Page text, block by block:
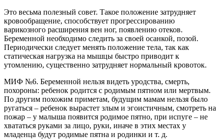
Это весьма полезный совет. Такое положение затрудняет
кровообращение, способствует прогрессированию
варикозного расширения вен ног, появлению отеков.
Беременной необходимо следить за своей осанкой, позой.
Периодически следует менять положение тела, так как
статическая нагрузка на мышцы быстро приводит к
утомлению, существенно затрудняет нормальный кровоток.
МИФ №6. Беременной нельзя видеть уродства, смерть,
похороны: ребенок родится с родимым пятном или мертвым.
По другим похожим приметам, будущим мамам нельзя было
ругаться – ребенок вырастет злым и эгоистичным, смотреть на
пожар – у малыша появится родимое пятно, при испуге – не
хвататься руками за лицо, руки, иначе в этих местах у
младенца будут родимые пятна и родинки и т. д.